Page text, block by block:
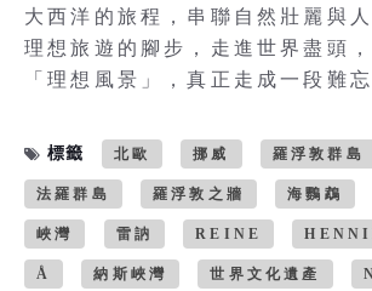
大西洋的旅程，串聯自然壯麗與
理想旅遊的腳步，走進世界盡頭
「理想風景」，真正走成一段難
標籤 北歐 挪威 羅浮敦群島
法羅群島 羅浮敦之牆 海鸚鵡
峽灣 雷訥 REINE
Å 納斯峽灣 世界文化遺產